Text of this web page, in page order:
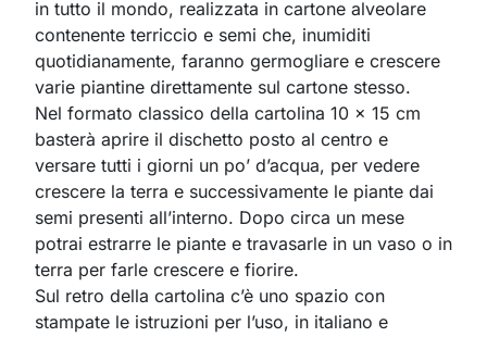
in tutto il mondo, realizzata in cartone alveolare
contenente terriccio e semi che, inumiditi
quotidianamente, faranno germogliare e crescere
varie piantine direttamente sul cartone stesso.
Nel formato classico della cartolina 10 x 15 cm
basterà aprire il dischetto posto al centro e
versare tutti i giorni un po’ d’acqua, per vedere
crescere la terra e successivamente le piante dai
semi presenti all’interno. Dopo circa un mese
potrai estrarre le piante e travasarle in un vaso o in
terra per farle crescere e fiorire.
Sul retro della cartolina c’è uno spazio con
stampate le istruzioni per l’uso, in italiano e